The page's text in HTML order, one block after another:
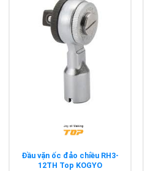
Đầu vặn ốc đảo chiều RH3-
12TH Top KOGYO